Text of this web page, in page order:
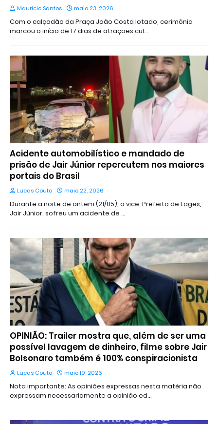
Maurício Santos maio 23, 2026
Com o calçadão da Praça João Costa lotado, cerimônia
marcou o início de 17 dias de atrações cul…
Acidente automobilístico e mandado de
prisão de Jair Júnior repercutem nos maiores
portais do Brasil
Lucas Couto maio 22, 2026
Durante a noite de ontem (21/05), o vice-Prefeito de Lages,
Jair Júnior, sofreu um acidente de …
OPINIÃO: Trailer mostra que, além de ser uma
possível lavagem de dinheiro, filme sobre Jair
Bolsonaro também é 100% conspiracionista
Lucas Couto maio 19, 2026
Nota importante: As opiniões expressas nesta matéria não
expressam necessariamente a opinião ed…